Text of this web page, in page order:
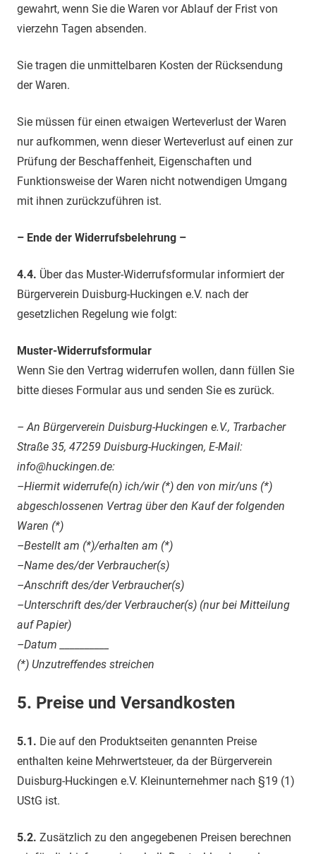
gewahrt, wenn Sie die Waren vor Ablauf der Frist von
vierzehn Tagen absenden.
Sie tragen die unmittelbaren Kosten der Rücksendung
der Waren.
Sie müssen für einen etwaigen Werteverlust der Waren
nur aufkommen, wenn dieser Werteverlust auf einen zur
Prüfung der Beschaffenheit, Eigenschaften und
Funktionsweise der Waren nicht notwendigen Umgang
mit ihnen zurückzuführen ist.
– Ende der Widerrufsbelehrung –
4.4. Über das Muster-Widerrufsformular informiert der
Bürgerverein Duisburg-Huckingen e.V. nach der
gesetzlichen Regelung wie folgt:
Muster-Widerrufsformular
Wenn Sie den Vertrag widerrufen wollen, dann füllen Sie
bitte dieses Formular aus und senden Sie es zurück.
– An Bürgerverein Duisburg-Huckingen e.V., Trarbacher
Straße 35, 47259 Duisburg-Huckingen, E-Mail:
info@huckingen.de:
–Hiermit widerrufe(n) ich/wir (*) den von mir/uns (*)
abgeschlossenen Vertrag über den Kauf der folgenden
Waren (*)
–Bestellt am (*)/erhalten am (*)
–Name des/der Verbraucher(s)
–Anschrift des/der Verbraucher(s)
–Unterschrift des/der Verbraucher(s) (nur bei Mitteilung
auf Papier)
–Datum __________
(*) Unzutreffendes streichen
5. Preise und Versandkosten
5.1. Die auf den Produktseiten genannten Preise
enthalten keine Mehrwertsteuer, da der Bürgerverein
Duisburg-Huckingen e.V. Kleinunternehmer nach §19 (1)
UStG ist.
5.2. Zusätzlich zu den angegebenen Preisen berechnen